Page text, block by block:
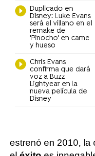
Duplicado en
Disney: Luke Evans
será el villano en el
remake de
'Pinocho' en carne
y hueso
Chris Evans
confirma que dará
voz a Buzz
Lightyear en la
nueva película de
Disney
estrenó en 2010, la